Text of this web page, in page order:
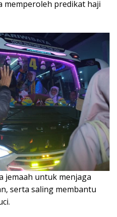
memperoleh predikat haji
jemaah untuk menjaga
serta saling membantu